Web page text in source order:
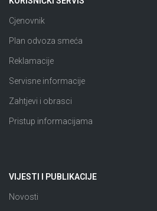
Cjenovnik
Plan odvoza smeća
Reklamacije
Servisne informacije
Zahtjevi i obrasci
Pristup informacijama
VIJESTI I PUBLIKACIJE
Novosti